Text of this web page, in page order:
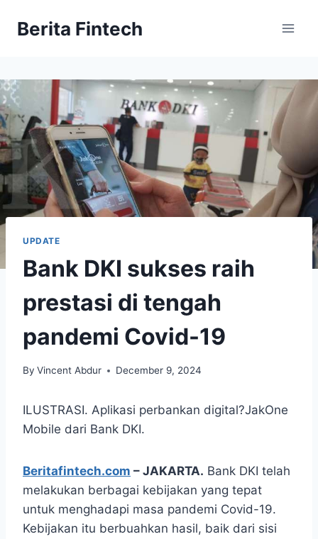
Berita Fintech
UPDATE
Bank DKI sukses raih
prestasi di tengah
pandemi Covid-19
By Vincent Abdur December 9, 2024
ILUSTRASI. Aplikasi perbankan digital?JakOne
Mobile dari Bank DKI.
Beritafintech.com – JAKARTA. Bank DKI telah
melakukan berbagai kebijakan yang tepat
untuk menghadapi masa pandemi Covid-19.
Kebijakan itu berbuahkan hasil, baik dari sisi